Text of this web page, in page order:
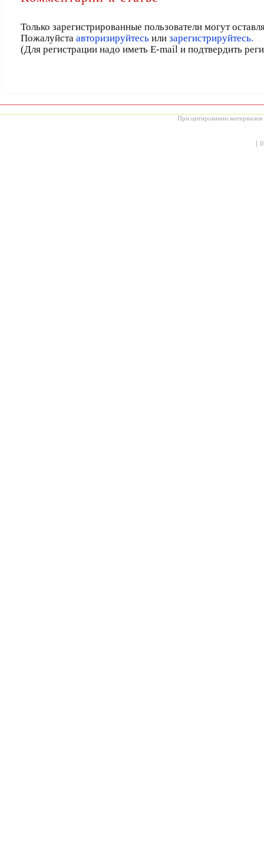
Только зарегистрированные пользователи могут
Пожалуйста авторизируйтесьили зарегистрируйтесь.
(Для регистрации надо иметь E-mail и подтвердить
При цитировании материалов
[